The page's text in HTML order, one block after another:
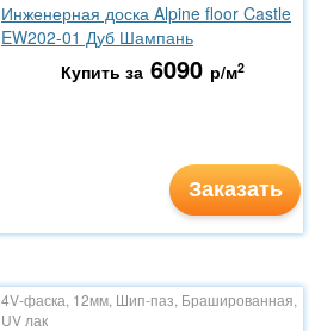
Инженерная доска Alpine floor Castle
EW202-01 Дуб Шампань
Купить за 6090 р/м2
Заказать
4V-фаска, 12мм, Шип-паз, Брашированная,
UV лак